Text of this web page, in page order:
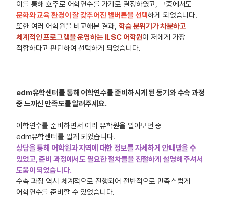
이를 통해 호주로 어학연수를 가기로 결정하였고, 그중에서도
문화와 교육 환경이 잘 갖추어진 멜버른을 선택하게 되었습니다.
또한 여러 어학원을 비교해본 결과, 학습 분위기가 차분하고
체계적인 프로그램을 운영하는 ILSC 어학원이 저에게 가장
적합하다고 판단하여 선택하게 되었습니다.
edm유학센터를 통해 어학연수를 준비하시게 된 동기와 수속 과정
중 느끼신 만족도를 알려주세요.
어학연수를 준비하면서 여러 유학원을 알아보던 중
edm유학센터를 알게 되었습니다.
상담을 통해 어학원과 지역에 대한 정보를 자세하게 안내받을 수
있었고, 준비 과정에서도 필요한 절차들을 친절하게 설명해 주셔서
도움이 되었습니다.
수속 과정 역시 체계적으로 진행되어 전반적으로 만족스럽게
어학연수를 준비할 수 있었습니다.